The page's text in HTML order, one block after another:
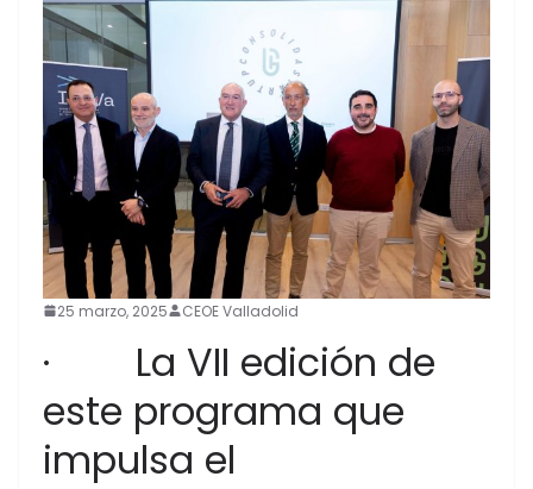
25 marzo, 2025 CEOE Valladolid
· La VII edición de
este programa que
impulsa el